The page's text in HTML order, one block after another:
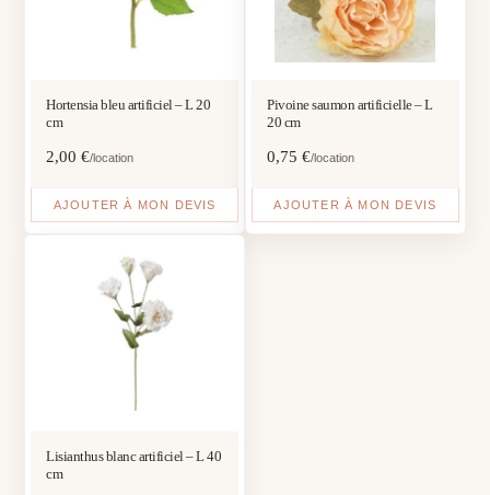
Hortensia bleu artificiel – L 20
cm
2,00€/location
AJOUTER À MON DEVIS
Pivoine saumon artificielle – L
20 cm
0,75 €/location
AJOUTER À MON DEVIS
Lisianthus blanc artificiel – L 40
cm